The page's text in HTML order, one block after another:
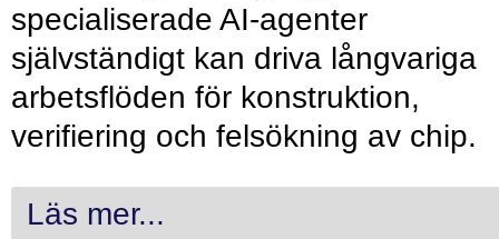
specialiserade AI-agenter
självständigt kan driva långvariga
arbetsflöden för konstruktion,
verifiering och felsökning av chip.
Läs mer...